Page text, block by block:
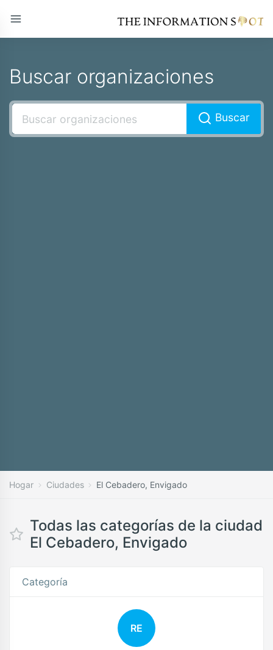
Buscar organizaciones
Buscar
Hogar Ciudades El Cebadero, Envigado
Todas las categorías de la ciudad
El Cebadero, Envigado
Categoría
RE